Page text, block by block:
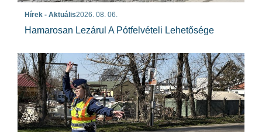
Hírek - Aktuális2026. 08. 06.
Hamarosan Lezárul A Pótfelvételi Lehetősége